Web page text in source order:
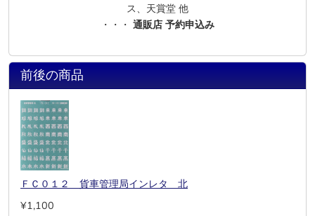
ス、天賞堂 他
・・・ 通販店 予約申込み
前後の商品
ＦＣ０１２ 貨車管理局インレタ 北
¥1,100